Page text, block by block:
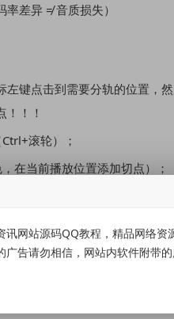
差异 ≠ 音质损失）
左键点击到需要分轨的位置，
！！
滚轮）；
在当前播放位置添加切点）；
整轨播放时间；
网站源码QQ教程，精品网络
告请勿相信，网站内软件附带的